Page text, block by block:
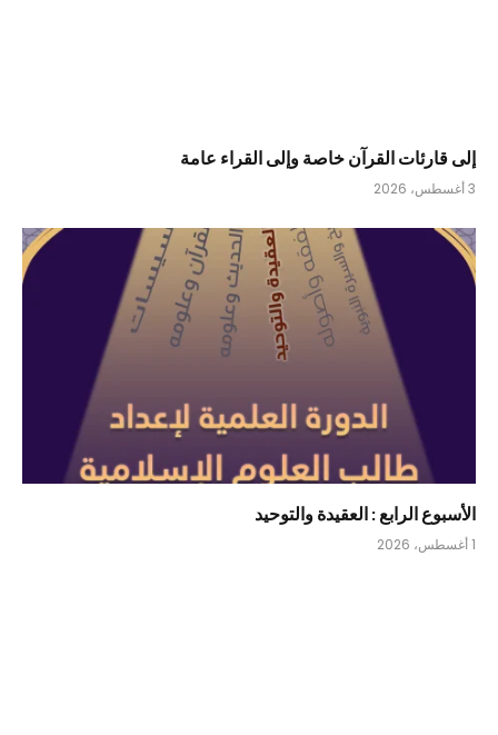
إلى قارئات القرآن خاصة وإلى القراء عامة
3 أغسطس، 2026
الأسبوع الرابع : العقيدة والتوحيد
1 أغسطس، 2026